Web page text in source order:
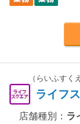
（らいふすく
ライフ
店舗種別： ラ